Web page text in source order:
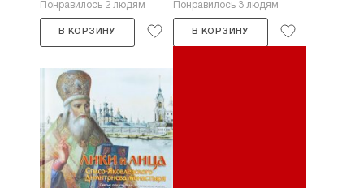
Понравилось 2 людям
В КОРЗИНУ
Понравилось 3 людям
В КОРЗИНУ